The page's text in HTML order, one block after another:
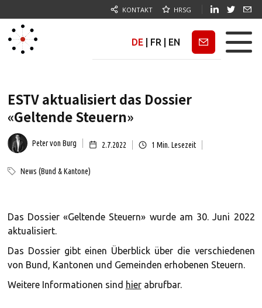
KONTAKT HRSG
DE FR EN Newsletter
ESTV aktualisiert das Dossier
«Geltende Steuern»
Peter von Burg 2.7.2022 1 Min. Lesezeit
News (Bund & Kantone)
Das Dossier «Geltende Steuern» wurde am 30. Juni 2022
aktualisiert.
Das Dossier gibt einen Überblick über die verschiedenen
von Bund, Kantonen und Gemeinden erhobenen Steuern.
Weitere Informationen sind hierabrufbar.